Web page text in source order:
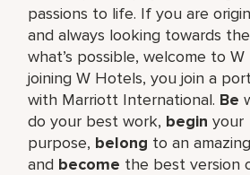
passions to life. If you are
and always looking towards
what’s possible, welcome to
joining W Hotels, you join a
with Marriott International. Be
do your best work,​ begin your
purpose, belong to an
and become the best version